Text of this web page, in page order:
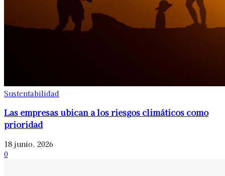
Sustentabilidad
Las empresas ubican a los riesgos climáticos como
prioridad
18 junio, 2026
0